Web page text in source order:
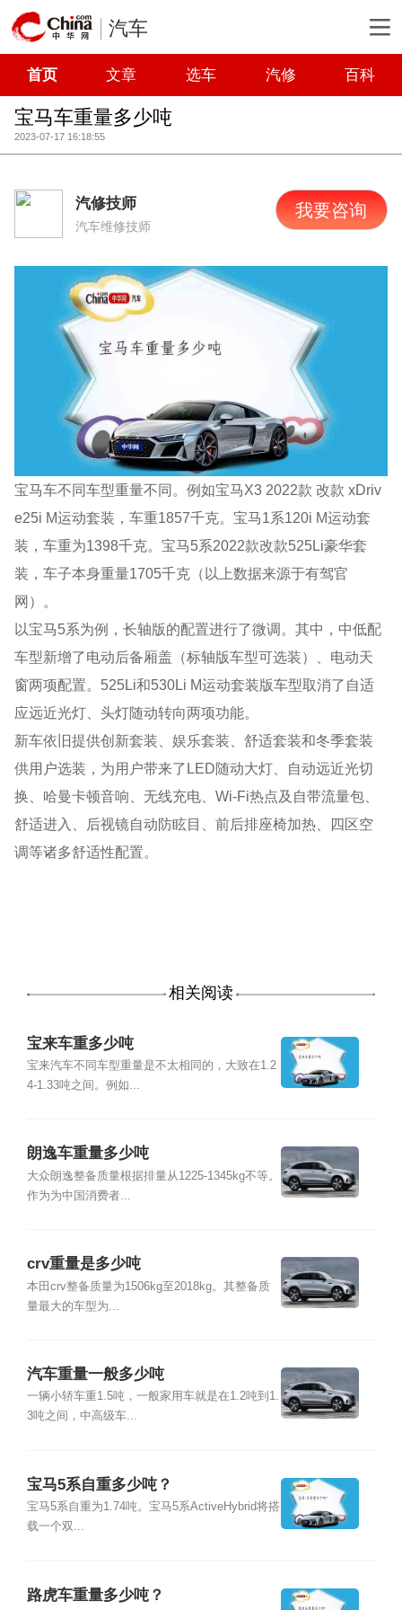
汽车
首页 文章 选车 汽修 百科
宝马车重量多少吨
2023-07-17 16:18:55
汽修技师
汽车维修技师
我要咨询
宝马车不同车型重量不同。例如宝马X3 2022款 改款 xDriv
e25i M运动套装，车重1857千克。宝马1系120i M运动套
装，车重为1398千克。宝马5系2022款改款525Li豪华套
装，车子本身重量1705千克（以上数据来源于有驾官
网）。
以宝马5系为例，长轴版的配置进行了微调。其中，中低配
车型新增了电动后备厢盖（标轴版车型可选装）、电动天
窗两项配置。525Li和530Li M运动套装版车型取消了自适
应远近光灯、头灯随动转向两项功能。
新车依旧提供创新套装、娱乐套装、舒适套装和冬季套装
供用户选装，为用户带来了LED随动大灯、自动远近光切
换、哈曼卡顿音响、无线充电、Wi-Fi热点及自带流量包、
舒适进入、后视镜自动防眩目、前后排座椅加热、四区空
调等诸多舒适性配置。
相关阅读
宝来车重多少吨
宝来汽车不同车型重量是不太相同的，大致在1.2
4-1.33吨之间。例如...
朗逸车重量多少吨
大众朗逸整备质量根据排量从1225-1345kg不等。
作为为中国消费者...
crv重量是多少吨
本田crv整备质量为1506kg至2018kg。其整备质
量最大的车型为...
汽车重量一般多少吨
一辆小轿车重1.5吨，一般家用车就是在1.2吨到1.
3吨之间，中高级车...
宝马5系自重多少吨？
宝马5系自重为1.74吨。宝马5系ActiveHybrid将搭
载一个双...
路虎车重量多少吨？